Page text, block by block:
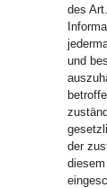
des
und
der